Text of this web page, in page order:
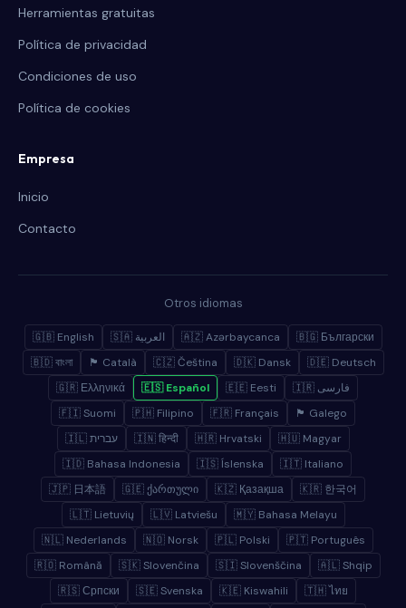
Herramientas gratuitas
Política de privacidad
Condiciones de uso
Política de cookies
Empresa
Inicio
Contacto
Otros idiomas
🇬🇧 English 🇸🇦 العربية 🇦🇿 Azərbaycanca
🇧🇬 Български
🇧🇩 বাংলা
🏴 Català 🇨🇿 Čeština 🇩🇰 Dansk
🇩🇪 Deutsch
🇬🇷 Ελληνικά
🇪🇸 Español 🇪🇪 Eesti
🇮🇷 فارسی
🇫🇮 Suomi
🇵🇭 Filipino 🇫🇷 Français
🏴 Galego
🇮🇱 עברית
🇮🇳 हिन्दी 🇭🇷 Hrvatski
🇭🇺 Magyar
🇮🇩 Bahasa Indonesia
🇮🇸 Íslenska
🇮🇹 Italiano
🇯🇵 日本語
🇬🇪 ქართული 🇰🇿 Қазақша
🇰🇷 한국어
🇱🇹 Lietuvių
🇱🇻 Latviešu
🇲🇾 Bahasa Melayu
🇳🇱 Nederlands
🇳🇴 Norsk 🇵🇱 Polski
🇵🇹 Português
🇷🇴 Română
🇸🇰 Slovenčina 🇸🇮 Slovenščina
🇦🇱 Shqip
🇷🇸 Српски
🇸🇪 Svenska 🇰🇪 Kiswahili 🇹🇭 ไทย